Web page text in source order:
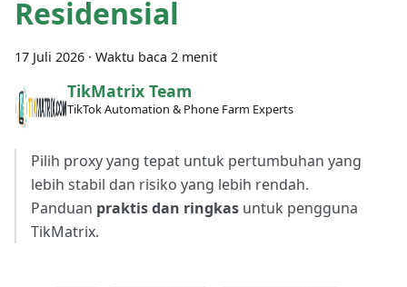
Residensial
17 Juli 2026 · Waktu baca 2 menit
TikMatrix Team
TikTok Automation & Phone Farm Experts
Pilih proxy yang tepat untuk pertumbuhan yang
lebih stabil dan risiko yang lebih rendah.
Panduan praktis dan ringkas untuk pengguna
TikMatrix.